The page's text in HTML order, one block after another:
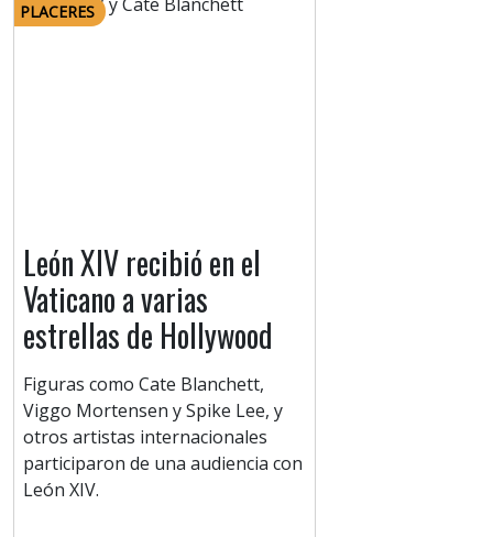
PLACERES
León XIV recibió en el
Vaticano a varias
estrellas de Hollywood
Figuras como Cate Blanchett,
Viggo Mortensen y Spike Lee, y
otros artistas internacionales
participaron de una audiencia con
León XIV.